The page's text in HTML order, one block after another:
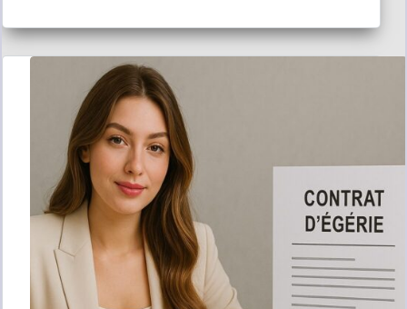
vend
son
entreprise,
demander
rupture
conventionnelle